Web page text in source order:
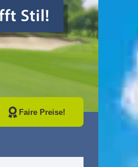
Go to Next
Faire Preise!